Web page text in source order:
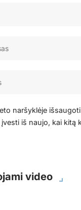
naršyklėje
iš naujo, kai kitą
video